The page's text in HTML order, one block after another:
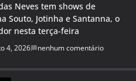
Neves tem shows de
Souto, Jotinha e Santanna, o
nesta terça-feira
4, 2026 nenhum comentário